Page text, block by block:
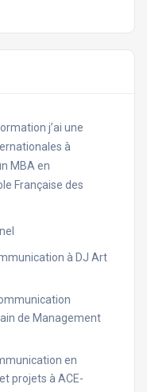
j’ai une
à
MBA en
Française des
à DJ Art
de Management
en
projets à ACE-